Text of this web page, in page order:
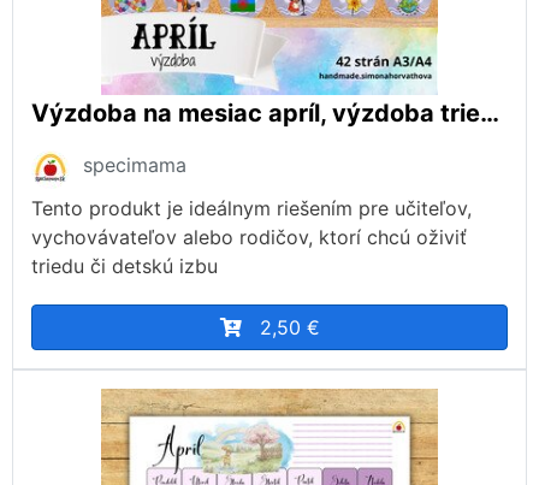
Výzdoba na mesiac apríl, výzdoba triedy, Deň Zeme, Ochrana prírody, nástenka
specimama
Tento produkt je ideálnym riešením pre učiteľov,
vychovávateľov alebo rodičov, ktorí chcú oživiť
triedu či detskú izbu
2,50 €